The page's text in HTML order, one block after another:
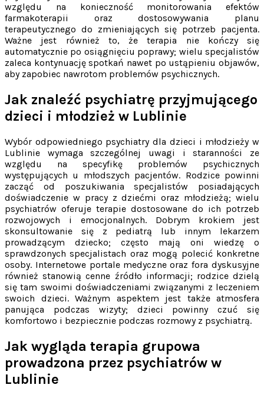
względu na konieczność monitorowania efektów
farmakoterapii oraz dostosowywania planu
terapeutycznego do zmieniających się potrzeb pacjenta.
Ważne jest również to, że terapia nie kończy się
automatycznie po osiągnięciu poprawy; wielu specjalistów
zaleca kontynuację spotkań nawet po ustąpieniu objawów,
aby zapobiec nawrotom problemów psychicznych.
Jak znaleźć psychiatrę przyjmującego
dzieci i młodzież w Lublinie
Wybór odpowiedniego psychiatry dla dzieci i młodzieży w
Lublinie wymaga szczególnej uwagi i staranności ze
względu na specyfikę problemów psychicznych
występujących u młodszych pacjentów. Rodzice powinni
zacząć od poszukiwania specjalistów posiadających
doświadczenie w pracy z dziećmi oraz młodzieżą; wielu
psychiatrów oferuje terapie dostosowane do ich potrzeb
rozwojowych i emocjonalnych. Dobrym krokiem jest
skonsultowanie się z pediatrą lub innym lekarzem
prowadzącym dziecko; często mają oni wiedzę o
sprawdzonych specjalistach oraz mogą polecić konkretne
osoby. Internetowe portale medyczne oraz fora dyskusyjne
również stanowią cenne źródło informacji; rodzice dzielą
się tam swoimi doświadczeniami związanymi z leczeniem
swoich dzieci. Ważnym aspektem jest także atmosfera
panująca podczas wizyty; dzieci powinny czuć się
komfortowo i bezpiecznie podczas rozmowy z psychiatrą.
Jak wygląda terapia grupowa
prowadzona przez psychiatrów w
Lublinie